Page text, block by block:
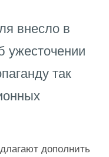
внесло в
ужесточении
так
дополнить